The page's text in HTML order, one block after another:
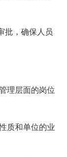
批，确保人员
理层面的岗位
质和单位的业